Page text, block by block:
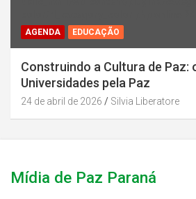
AGENDA EDUCAÇÃO
Construindo a Cultura de Paz:
Universidades pela Paz
24 de abril de 2026 Silvia Liberatore
Mídia de Paz Paraná